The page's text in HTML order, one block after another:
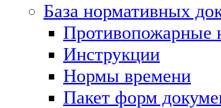
База нормативных
Противопожарные
Инструкции
Нормы времени
Пакет форм